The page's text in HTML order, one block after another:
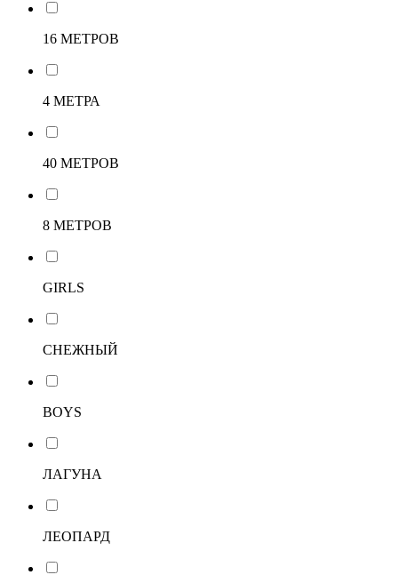
16 МЕТРОВ
4 МЕТРА
40 МЕТРОВ
8 МЕТРОВ
GIRLS
СНЕЖНЫЙ
BOYS
ЛАГУНА
ЛЕОПАРД